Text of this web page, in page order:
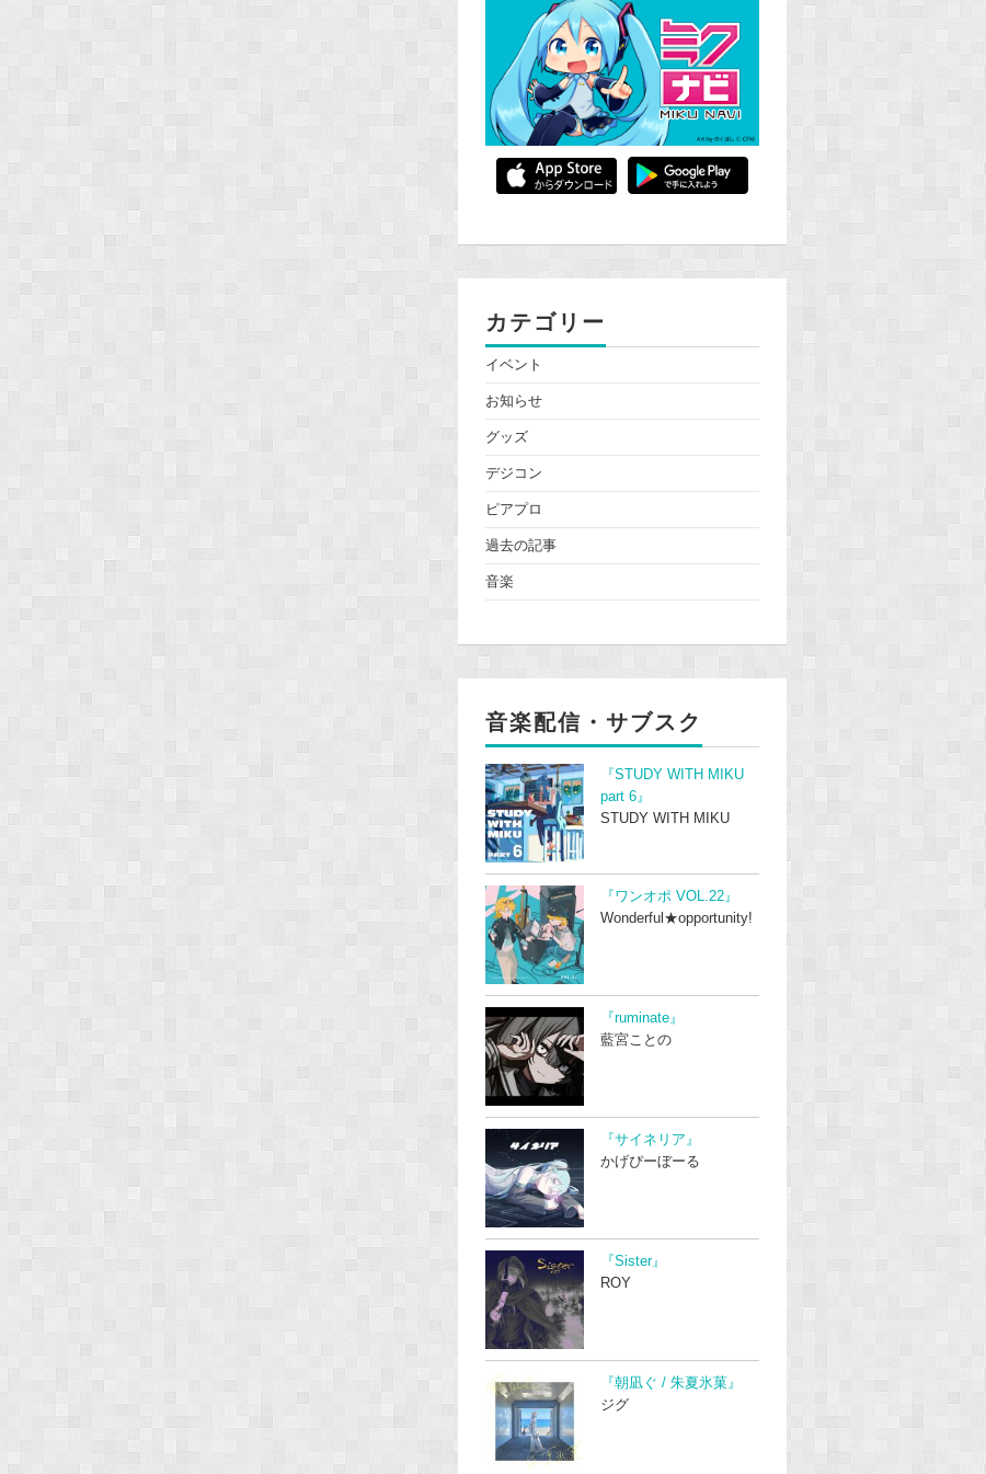
カテゴリー
イベント
お知らせ
グッズ
デジコン
ピアプロ
過去の記事
音楽
音楽配信・サブスク
『STUDY WITH MIKU
part 6』
STUDY WITH MIKU
『ワンオポ VOL.22』
Wonderful★opportunity!
『ruminate』
藍宮ことの
『サイネリア』
かげぴーぼーる
『Sister』
ROY
『朝凪ぐ / 朱夏氷菓』
ジグ